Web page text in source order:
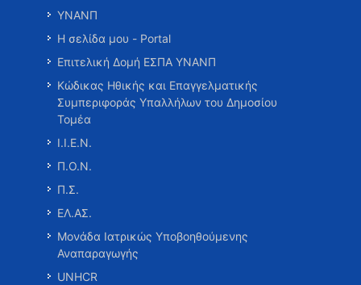
ΥΝΑΝΠ
Η σελίδα μου - Portal
Επιτελική Δομή ΕΣΠΑ ΥΝΑΝΠ
Κώδικας Ηθικής και Επαγγελματικής
Συμπεριφοράς Υπαλλήλων του Δημοσίου
Τομέα
Ι.Ι.Ε.Ν.
Π.Ο.Ν.
Π.Σ.
ΕΛ.ΑΣ.
Μονάδα Ιατρικώς Υποβοηθούμενης
Αναπαραγωγής
UNHCR